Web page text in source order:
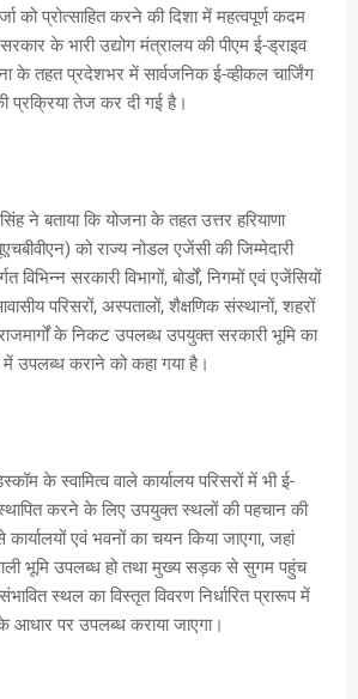
को प्रोत्साहित करने की दिशा में महत्वपूर्ण कदम
के भारी उद्योग मंत्रालय की पीएम ई-ड्राइव
के तहत प्रदेशभर में सार्वजनिक ई-व्हीकल चार्जिंग
प्रक्रिया तेज कर दी गई है।
ने बताया कि योजना के तहत उत्तर हरियाणा
को राज्य नोडल एजेंसी की जिम्मेदारी
सरकारी विभागों, बोर्डों, निगमों एवं एजेंसियों
परिसरों, अस्पतालों, शैक्षणिक संस्थानों, शहरों
के निकट उपलब्ध उपयुक्त सरकारी भूमि का
में उपलब्ध कराने को कहा गया है।
के स्वामित्व वाले कार्यालय परिसरों में भी ई-
करने के लिए उपयुक्त स्थलों की पहचान की
एवं भवनों का चयन किया जाएगा, जहां
भूमि उपलब्ध हो तथा मुख्य सड़क से सुगम पहुंच
स्थल का विस्तृत विवरण निर्धारित प्रारूप में
आधार पर उपलब्ध कराया जाएगा।